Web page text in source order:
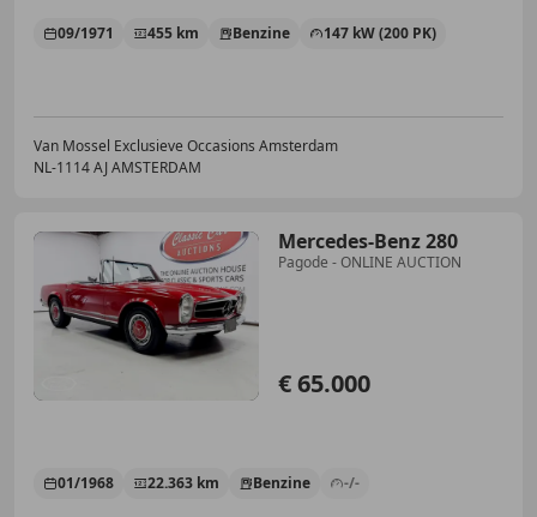
09/1971 455 km Benzine 147 kW (200 PK)
Van Mossel Exclusieve Occasions Amsterdam
NL-1114 AJ AMSTERDAM
Mercedes-Benz 280
Pagode - ONLINE AUCTION
€ 65.000
01/1968 22.363 km Benzine -/-